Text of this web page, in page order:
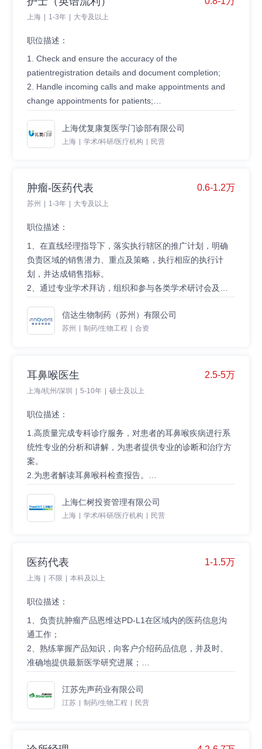
神。
上海 | 1-3年 | 大专及以上
职位描述：
1. Check and ensure the accuracy of the
patientregistration details and document completion;
2. Handle incoming calls and make appointments and
change appointments for patients;
direct billing;
4. Assist physicians and physiotherapists on patient‘s
6. Follow Clinic policy and procedures;
7. Other work assigned by leader.
Qualifications
1. College degree or above in nursing, valid
3.Good customer service skill;
4.Good office computer software skill;
6. Good communication skills, compressive ability,have
the sense of responsibility, willing to learn;
7. Able to handle multiple tasks, can work under
pressure and fast-paced work environment;
8.Good business etiquette; work five days a week.
上海优复康复医学门诊部有限公司
上海 | 学术/科研/医疗机构 | 民营
肿瘤-医药代表 0.6-1.2万
苏州 1-3年 大专及以上
职位描述：
1、在直线经理指导下，落实执行辖区的推广计划，明确
负责区域的销售潜力、重点及策略，执行相应的执行计
划，并达成销售指标。
2、通过专业学术拜访，组织和参与各类学术研讨会及学
知并了解信达公司及产品。
3、按时完成公司相关数据的收集任务，确保数据的准确
标及医院产品供应畅通。
5、按预算分配计划合理地使用费用，确保费用花费的合
6、主动践行公司价值观。
任职资格：
3、至少1年医药行业销售经验；
4、具有良好的沟通能力和较强的学习能力；
6、工作积极乐观，有较强的抗压能力；
7、具有团队合作精神。
信达生物制药（苏州）有限公司
苏州 制药/生物工程 合资
耳鼻喉医生 2.5-5万
上海/杭州/深圳 5-10年 硕士及以上
职位描述：
1.高质量完成专科诊疗服务，对患者的耳鼻喉疾病进行系
统性专业的分析和讲解，为患者提供专业的诊断和治疗方
案。
2.为患者解读耳鼻喉科检查报告。
者病历书写及出院前评估，必要时值班。
4.参与危重患者抢救。
行医院的各项规章制度及操作规程。
任职资格：
工作或国外医疗执业者，6年以上本专业临床工作经验优
先考虑。
作。
4.具有较强的服务意识，良好的医德医风和执业素养。
5.乐于与人沟通，具备出色的医患沟通能力。
6.吃苦耐劳、工作态度积极，具有高度责任心。
7.热爱行医，认同仁树医疗的运营模式和文化理念。
上海仁树投资管理有限公司
上海 学术/科研/医疗机构 民营
医药代表 1-1.5万
上海 不限 本科及以上
职位描述：
1、负责抗肿瘤产品恩维达PD-L1在区域内的医药信息沟
通工作；
2、熟练掌握产品知识，向客户介绍药品信息，并及时、
准确地提供最新医学研究进展；
化服务和咨询；
任职资格：
瘤领域产品推广经验；有PD1/PD-L1产品临床推广经验者
江苏先声药业有限公司
江苏 制药/生物工程 民营